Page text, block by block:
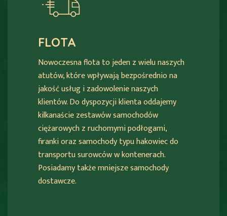
FLOTA
Nowoczesna flota to jeden z wielu naszych
atutów, które wpływają bezpośrednio na
jakość usług i zadowolenie naszych
klientów. Do dyspozycji klienta oddajemy
kilkanaście zestawów samochodów
ciężarowych z ruchomymi podłogami,
firanki oraz samochody typu hakowiec do
transportu surowców w kontenerach.
Posiadamy także mniejsze samochody
dostawcze.